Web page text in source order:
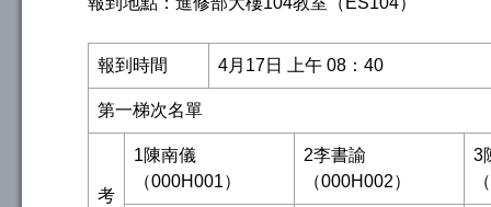
報到時間 4月17日 上午 08：40
第一梯次名單
考
1陳南儀
（000H001）
2李書諭
（000H002）
3